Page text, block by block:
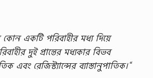
মি
খু
কোন একটি পরিবাহীর মধ্য দিয়ে
দুই প্রান্তের মধ্যকার বিভব
এবং রেজিস্ট্যান্সের ব্যাস্তানুপাতিক।“